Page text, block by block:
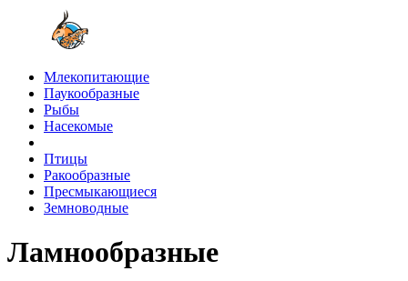
Млекопитающие
Паукообразные
Рыбы
Насекомые
Птицы
Ракообразные
Пресмыкающиеся
Земноводные
Ламнообразные